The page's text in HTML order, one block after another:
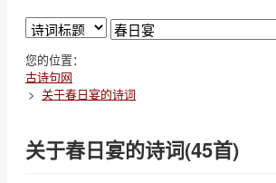
您的位置：
古诗句网
关于春日宴的诗词
关于春日宴的诗词(45首)